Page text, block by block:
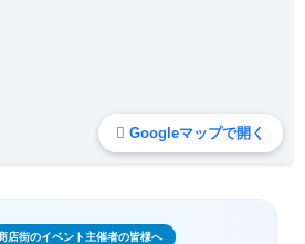
Googleマップで開く
店街のイベント主催者の皆様へ